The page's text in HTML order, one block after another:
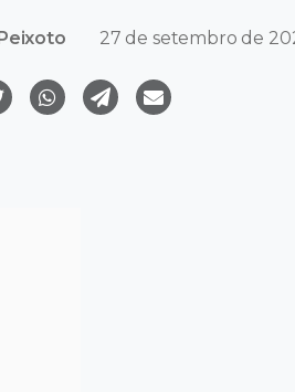
27 de setembro de